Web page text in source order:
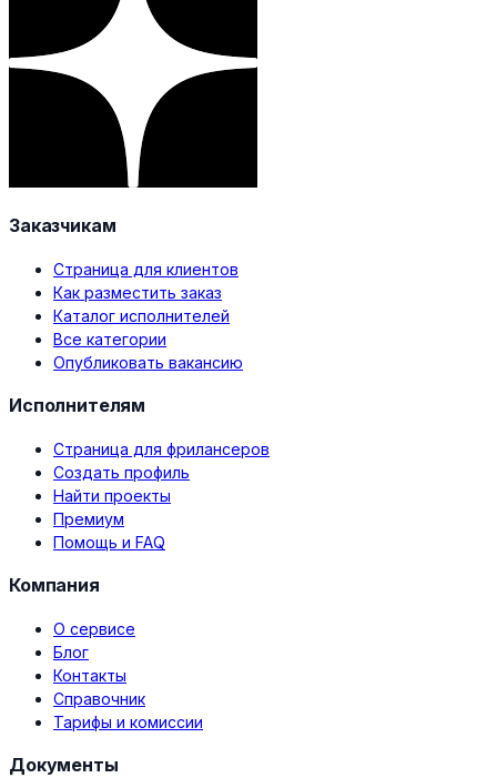
Заказчикам
Страница для клиентов
Как разместить заказ
Каталог исполнителей
Все категории
Опубликовать вакансию
Исполнителям
Страница для фрилансеров
Создать профиль
Найти проекты
Премиум
Помощь и FAQ
Компания
О сервисе
Блог
Контакты
Справочник
Тарифы и комиссии
Документы